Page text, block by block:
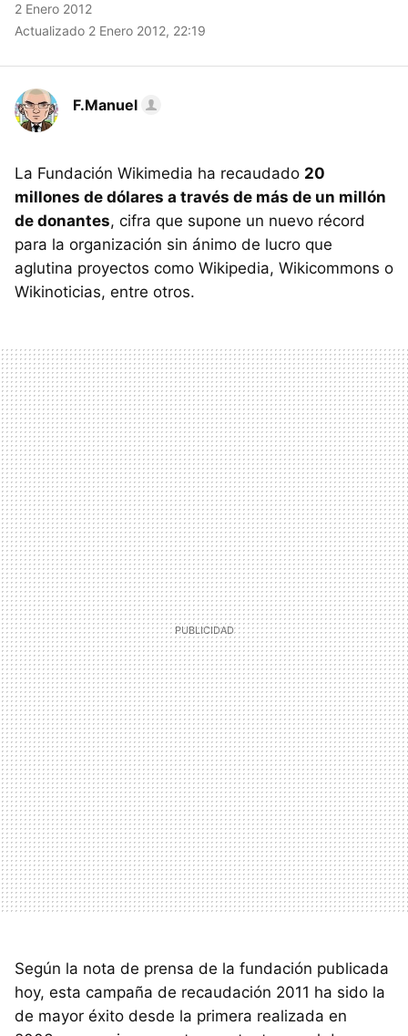
2 Enero 2012
Actualizado 2 Enero 2012, 22:19
F.Manuel
La Fundación Wikimedia ha recaudado 20
millones de dólares a través de más de un millón
de donantes, cifra que supone un nuevo récord
para la organización sin ánimo de lucro que
aglutina proyectos como Wikipedia, Wikicommons o
Wikinoticias, entre otros.
Según la nota de prensa de la fundación publicada
hoy, esta campaña de recaudación 2011 ha sido la
de mayor éxito desde la primera realizada en